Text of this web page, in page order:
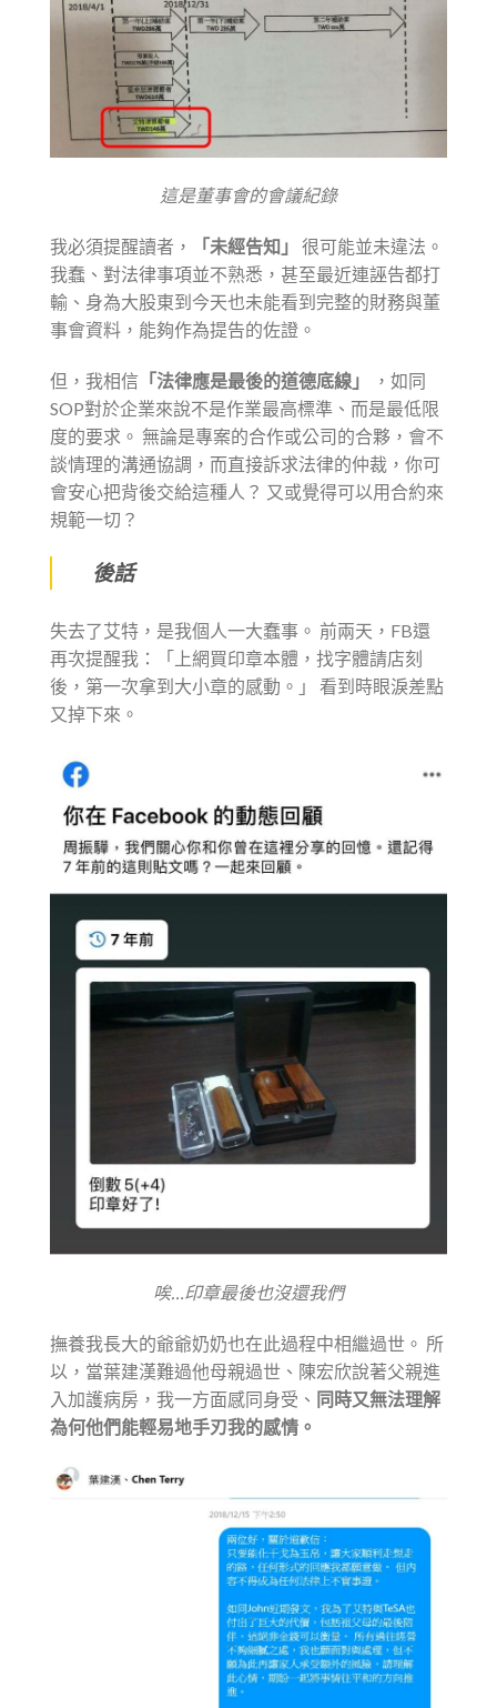
這是董事會的會議紀錄
我必須提醒讀者， 「未經告知」 很可能並未違法。
我蠢、對法律事項並不熟悉，甚至最近連誣告都打
輸、身為大股東到今天也未能看到完整的財務與董
事會資料，能夠作為提告的佐證。
但，我相信 「法律應是最後的道德底線」
，如同
SOP對於企業來說不是作業最高標準、而是最低限
度的要求。 無論是專案的合作或公司的合夥，會不
談情理的溝通協調，而直接訴求法律的仲裁，你可
會安心把背後交給這種人？ 又或覺得可以用合約來
規範一切？
後話
失去了艾特，是我個人一大蠢事。 前兩天，FB還
再次提醒我：「上網買印章本體，找字體請店刻
後，第一次拿到大小章的感動。」 看到時眼淚差點
又掉下來。
唉…印章最後也沒還我們
撫養我長大的爺爺奶奶也在此過程中相繼過世。 所
以，當葉建漢難過他母親過世、陳宏欣說著父親進
入加護病房，我一方面感同身受、 同時又無法理解
為何他們能輕易地手刃我的感情。